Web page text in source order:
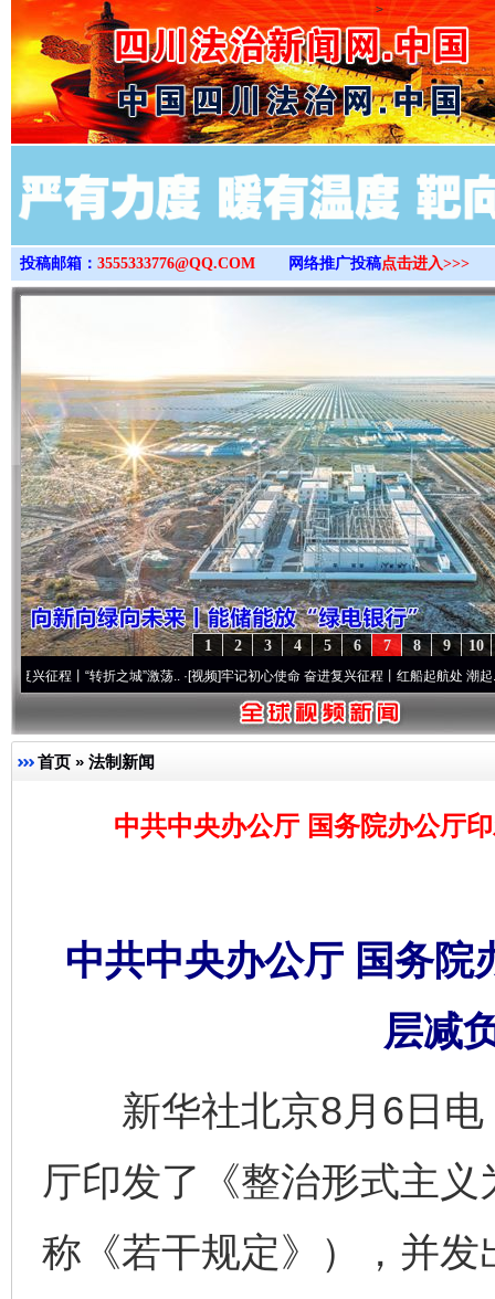
>
投稿邮箱： 3555333776@QQ.COM 网络推广投稿点击进入>>>
10
9
8
7
6
5
4
3
2
1
“转折之城”激荡..·[视频]牢记初心使命 奋进复兴征程丨红船起航处 潮起..·[视频]一
首页 » 法制新闻
中共中央办公厅 国务院办公厅
中共中央办公厅 国务院
层减
新华社北京8月6日电
厅印发了《整治形式主
称《若干规定》），并